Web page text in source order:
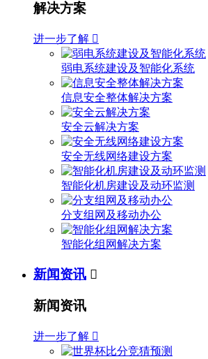
解决方案
进一步了解 
弱电系统建设及智能化系统
信息安全整体解决方案
安全云解决方案
安全无线网络建设方案
智能化机房建设及动环监测
分支组网及移动办公
智能化组网解决方案
新闻资讯 
新闻资讯
进一步了解 